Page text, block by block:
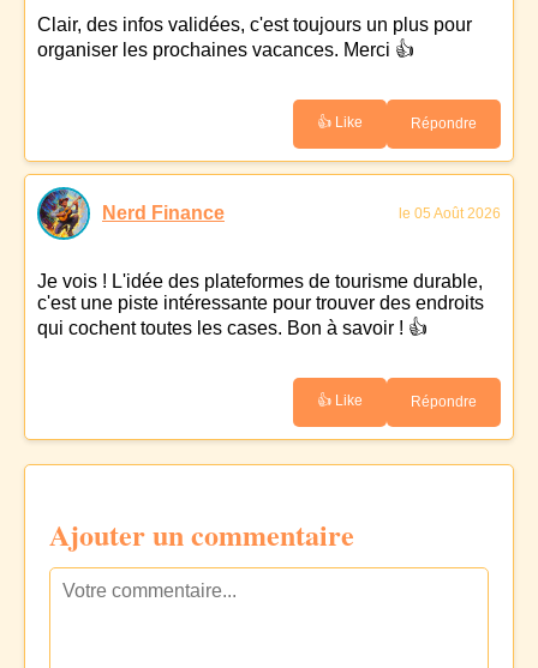
Clair, des infos validées, c'est toujours un plus pour
organiser les prochaines vacances. Merci 👍
👍 Like Répondre
Nerd Finance le 05 Août 2026
Je vois ! L'idée des plateformes de tourisme durable,
c'est une piste intéressante pour trouver des endroits
qui cochent toutes les cases. Bon à savoir ! 👍
👍 Like Répondre
Ajouter un commentaire